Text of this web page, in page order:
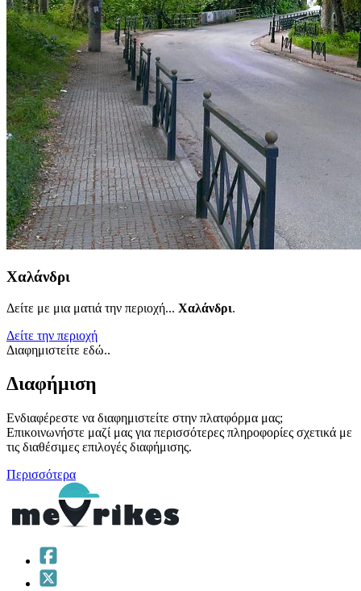
Χαλάνδρι
Δείτε με μια ματιά την περιοχή... Χαλάνδρι.
Δείτε την περιοχή
Διαφημιστείτε εδώ..
Διαφήμιση
Ενδιαφέρεστε να διαφημιστείτε στην πλατφόρμα μας;
Επικοινωνήστε μαζί μας για περισσότερες πληροφορίες σχετικά με
τις διαθέσιμες επιλογές διαφήμισης.
Περισσότερα